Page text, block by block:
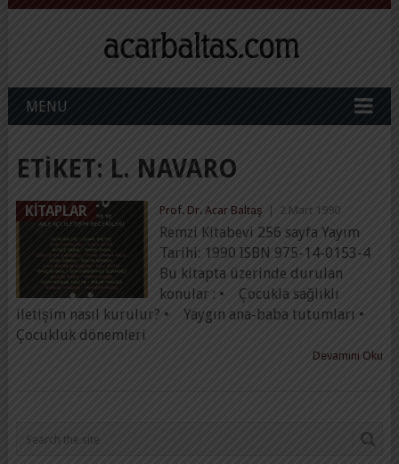
MENU
ETIKET: L. NAVARO
KITAPLAR Prof. Dr. Acar Baltaş 2 Mart 1990
Remzi Kitabevi 256 sayfa Yayım
Tarihi: 1990 ISBN 975-14-0153-4
Bu kitapta üzerinde durulan
konular : • Çocukla sağlıklı
iletişim nasıl kurulur? • Yaygın ana-baba tutumları •
Çocukluk dönemleri
Devamını Oku